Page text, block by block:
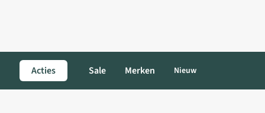
Acties Sale Merken Nieuw